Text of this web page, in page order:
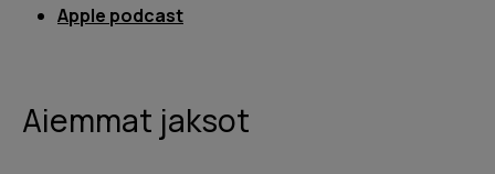
Apple podcast
Aiemmat jaksot